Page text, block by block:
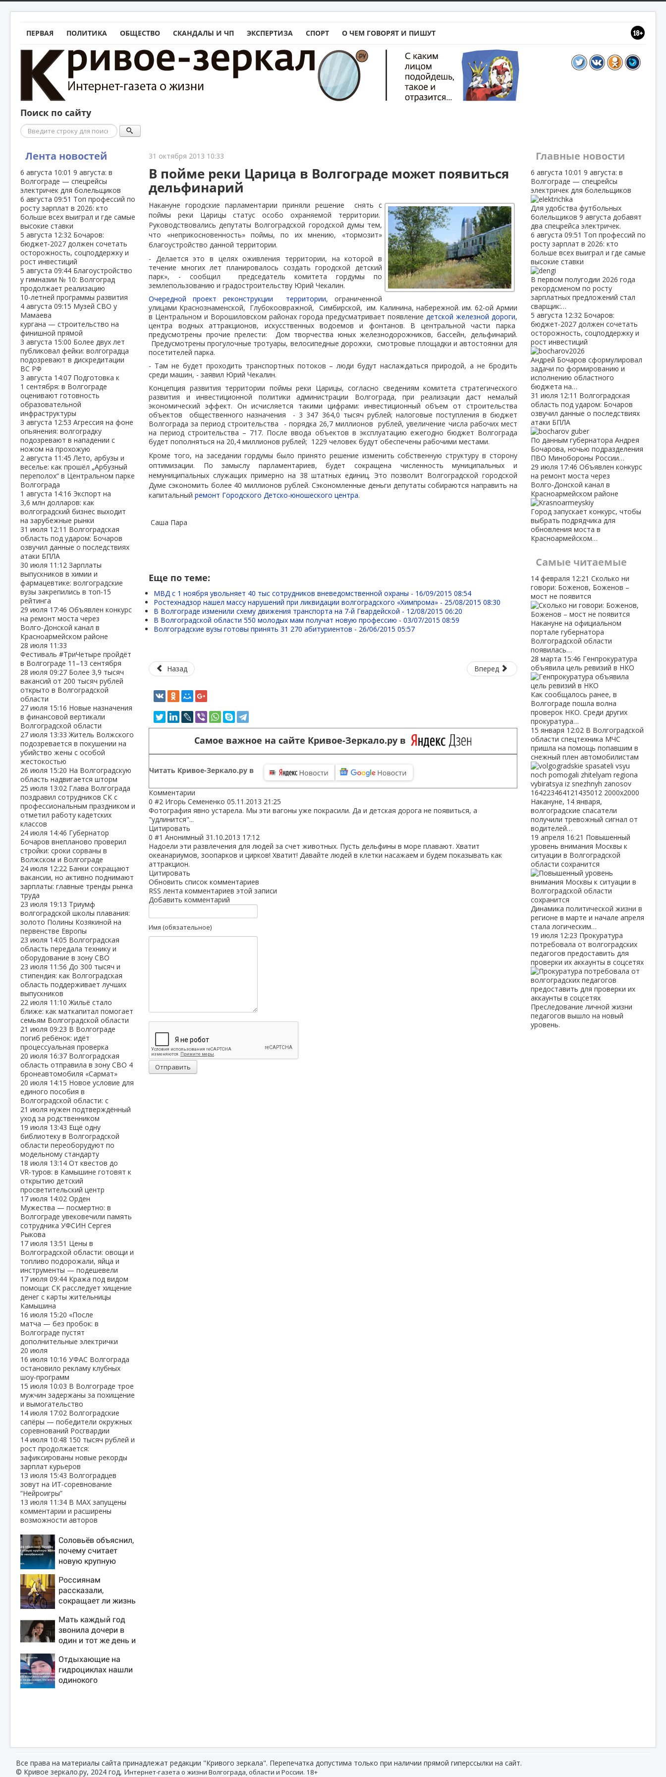
ПЕРВАЯ ПОЛИТИКА ОБЩЕСТВО СКАНДАЛЫ И ЧП ЭКСПЕРТИЗА СПОРТ О ЧЕМ ГОВОРЯТ И ПИШУТ
Поиск по сайту
Поиск
Лента новостей
6 августа 10:01 9 августа: в
Волгограде — спецрейсы
электричек для болельщиков
6 августа 09:51 Топ профессий по
росту зарплат в 2026: кто
больше всех выиграл и где самые
высокие ставки
5 августа 12:32 Бочаров:
бюджет‑2027 должен сочетать
осторожность, соцподдержку и
рост инвестиций
5 августа 09:44 Благоустройство
у гимназии № 10: Волгоград
продолжает реализацию
10‑летней программы развития
4 августа 09:15 Музей СВО у
Мамаева
кургана — строительство на
финишной прямой
3 августа 15:00 Более двух лет
публиковал фейки: волгоградца
подозревают в дискредитации
ВС РФ
3 августа 14:07 Подготовка к
1 сентября: в Волгограде
оценивают готовность
образовательной
инфраструктуры
3 августа 12:53 Агрессия на фоне
опьянения: волгоградку
подозревают в нападении с
ножом на прохожую
2 августа 11:45Лето, арбузы и
веселье: как прошёл „Арбузный
переполох“ в Центральном парке
Волгограда
1 августа 14:16 Экспорт на
3,6 млн долларов: как
волгоградский бизнес выходит
на зарубежные рынки
31 июля 12:11 Волгоградская
область под ударом: Бочаров
озвучил данные о последствиях
атаки БПЛА
30 июля 11:12 Зарплаты
выпускников в химии и
фармацевтике: волгоградские
вузы закрепились в топ‑15
рейтинга
29 июля 17:46 Объявлен конкурс
на ремонт моста через
Волго‑Донской канал в
Красноармейском районе
28 июля 11:33
Фестиваль #ТриЧетыре пройдёт
в Волгограде 11–13 сентября
28 июля 09:27 Более 3,9 тысяч
вакансий от 200 тысяч рублей
открыто в Волгоградской
области
27 июля 15:16 Новые назначения
в финансовой вертикали
Волгоградской области
27 июля 13:33Житель Волжского
подозревается в покушении на
убийство жены с особой
жестокостью
26 июля 15:20 На Волгоградскую
область надвигается шторм
25 июля 13:02 Глава Волгограда
поздравил сотрудников СК с
профессиональным праздником и
отметил работу кадетских
классов
24 июля 14:46 Губернатор
Бочаров внепланово проверил
стройки: сроки сорваны в
Волжском и Волгограде
24 июля 12:22 Банки сокращают
вакансии, но активно поднимают
зарплаты: главные тренды рынка
труда
23 июля 19:13 Триумф
волгоградской школы плавания:
золото Полины Козякиной на
первенстве Европы
23 июля 14:05 Волгоградская
область передала технику и
оборудование в зону СВО
23 июля 11:56 До 300 тысяч и
стипендия: как Волгоградская
область поддерживает лучших
выпускников
22 июля 11:10Жильё стало
ближе: как маткапитал помогает
семьям Волгоградской области
21 июля 09:23 В Волгограде
погиб ребёнок: идёт
процессуальная проверка
20 июля 16:37 Волгоградская
область отправила в зону СВО 4
бронеавтомобиля «Сармат»
20 июля 14:15 Новое условие для
единого пособия в
Волгоградской области: с
21 июля нужен подтверждённый
уход за родственником
19 июля 13:43 Ещё одну
библиотеку в Волгоградской
области переоборудуют по
модельному стандарту
18 июля 13:14 От квестов до
VR‑туров: в Камышине готовят к
открытию детский
просветительский центр
17 июля 14:02 Орден
Мужества — посмертно: в
Волгограде увековечили память
сотрудника УФСИН Сергея
Рыкова
17 июля 13:51 Цены в
Волгоградской области: овощи и
топливо подорожали, яйца и
инструменты — подешевели
17 июля 09:44 Кража под видом
помощи: СК расследует хищение
денег с карты жительницы
Камышина
16 июля 15:20 «После
матча — без пробок: в
Волгограде пустят
дополнительные электрички
20 июля
16 июля 10:16 УФАС Волгограда
остановило рекламу клубных
шоу‑программ
15 июля 10:03 В Волгограде трое
мужчин задержаны за похищение
и вымогательство
14 июля 17:02 Волгоградские
сапёры — победители окружных
соревнований Росгвардии
14 июля 10:48 150 тысяч рублей и
рост продолжается:
зафиксированы новые рекорды
зарплат курьеров
13 июля 15:43 Волгоградцев
зовут на ИТ‑соревнование
“Нейроигры”
13 июля 11:34 В МАХ запущены
комментарии и расширены
возможности авторов
Соловьёв объяснил,
почему считает
новую крупную
неизбежной
Россиянам
рассказали,
сокращает ли жизнь
Мать каждый год
звонила дочери в
один и тот же день и
раскрылась
слишком поздно:
история одной
Отдыхающие на
гидроциклах нашли
одинокого
31 октября 2013 10:33
В пойме реки Царица в Волгограде может появиться
дельфинарий
Накануне городские парламентарии приняли решение
снять с
поймы реки Царицы статус особо охраняемой территории.
Руководствовались депутаты Волгоградской городской думы тем,
что «неприкосновенность» поймы, по их мнению, «тормозит»
благоустройство данной территории.
- Делается это в целях оживления территории, на которой в
течение многих лет планировалось создать городской детский
парк», - сообщил председатель комитета гордумы по
землепользованию и градостроительству Юрий Чекалин.
Очередной проект реконструкции территории, ограниченной
улицами Краснознаменской, Глубокоовражной, Симбирской, им. Калинина, набережной. им. 62-ой Армии
в Центральном и Ворошиловском районах города предусматривает появление детской железной дороги,
центра водных аттракционов, искусственных водоемов и фонтанов. В центральной части парка
предусмотрены прочие прелести: Дом творчества юных железнодорожников, бассейн, дельфинарий.
Предусмотрены прогулочные тротуары, велосипедные дорожки, смотровые площадки и автостоянки для
посетителей парка.
- Там не будет проходить транспортных потоков – люди будут наслаждаться природой, а не бродить
среди машин, - заявил Юрий Чекалин.
Концепция развития территории поймы реки Царицы, согласно сведениям комитета стратегического
развития и инвестиционной политики администрации Волгограда, при реализации даст немалый
экономический эффект. Он исчисляется такими цифрами: инвестиционный объем от строительства
объектов общественного назначения - 3 347 364,0 тысяч рублей; налоговые поступления в бюджет
Волгограда за период строительства - порядка 26,7 миллионов рублей, увеличение числа рабочих мест
на период строительства – 717. После ввода объектов в эксплуатацию ежегодно бюджет Волгограда
будет пополняться на 20,4 миллионов рублей; 1229 человек будут обеспечены рабочими местами.
Кроме того, на заседании гордумы было принято решение изменить собственную структуру в сторону
оптимизации. По замыслу парламентариев, будет сокращена численность муниципальных и
немуниципальных служащих примерно на 38 штатных единиц. Это позволит Волгоградской городской
Думе сэкономить более 40 миллионов рублей. Сэкономленные деньги депутаты собираются направить на
капитальныйремонт Городского Детско-юношеского центра.
Саша Пара
Еще по теме:
МВД с 1 ноября увольняет 40 тыс сотрудников вневедомственной охраны - 16/09/2015 08:54
Ростехнадзор нашел массу нарушений при ликвидации волгоградского «Химпрома» - 25/08/2015 08:30
В Волгограде изменили схему движения транспорта на 7-й Гвардейской - 12/08/2015 06:20
В Волгоградской области 550 молодых мам получат новую профессию -03/07/2015 08:59
Волгоградские вузы готовы принять 31 270 абитуриентов - 26/06/2015 05:57
Назад Вперед
Самое важное на сайте Кривое-Зеркало.ру в
Читать Кривое-Зеркало.ру в
Комментарии
0 #2 Игорь Семененко 05.11.2013 21:25
Фотография явно устарела. Мы эти вагоны уже покрасили. Да и детская дорога не появиться, а
"удлинится"...
Цитировать
0 #1 Анонимный 31.10.2013 17:12
Надоели эти развлечения для людей за счет животных. Пусть дельфины в море плавают. Хватит
океанариумов, зоопарков и цирков! Хватит! Давайте людей в клетки насажаем и будем показывать как
аттракцион.
Цитировать
Обновить список комментариев
RSS лента комментариев этой записи
Добавить комментарий
Имя (обязательное)
Отправить
Главные новости
6 августа 10:01 9 августа: в
Волгограде — спецрейсы
электричек для болельщиков
Для удобства футбольных
болельщиков 9 августа добавят
два спецрейса электричек.
6 августа 09:51 Топ профессий по
росту зарплат в 2026: кто
больше всех выиграл и где самые
высокие ставки
В первом полугодии 2026 года
рекордсменом по росту
зарплатных предложений стал
сварщик:…
5 августа 12:32 Бочаров:
бюджет‑2027 должен сочетать
осторожность, соцподдержку и
рост инвестиций
Андрей Бочаров сформулировал
задачи по формированию и
исполнению областного
бюджета на…
31 июля 12:11 Волгоградская
область под ударом: Бочаров
озвучил данные о последствиях
атаки БПЛА
По данным губернатора Андрея
Бочарова, ночью подразделения
ПВО Минобороны России…
29 июля 17:46 Объявлен конкурс
на ремонт моста через
Волго‑Донской канал в
Красноармейском районе
Город запускает конкурс, чтобы
выбрать подрядчика для
обновления моста в
Красноармейском…
Самые читаемые
14 февраля 12:21 Сколько ни
говори: Боженов, Боженов –
мост не появится
Накануне на официальном
портале губернатора
Волгоградской области
появилась…
28 марта 15:46 Генпрокуратура
объявила цель ревизий в НКО
Как сообщалось ранее, в
Волгограде пошла волна
проверок НКО. Среди других
прокуратура…
15 января 12:02 В Волгоградской
области спецтехника МЧС
пришла на помощь попавшим в
снежный плен автомобилистам
Накануне, 14 января,
волгоградские спасатели
получили тревожный сигнал от
водителей…
19 апреля 16:21 Повышенный
уровень внимания Москвы к
ситуации в Волгоградской
области сохранится
Динамика политической жизни в
регионе в марте и начале апреля
стала логическим…
19 июля 12:23 Прокуратура
потребовала от волгоградских
педагогов предоставить для
проверки их аккаунты в соцсетях
Преследование личной жизни
педагогов вышло на новый
уровень.
Все права на материалы сайта принадлежат редакции "Кривого зеркала". Перепечатка допустима только при наличии прямой гиперссылки на сайт.
© Кривое зеркало.ру, 2024 год, Интернет-газета о жизни Волгограда, области и России. 18+